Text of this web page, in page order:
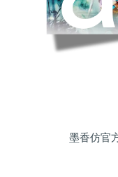
墨香仿官